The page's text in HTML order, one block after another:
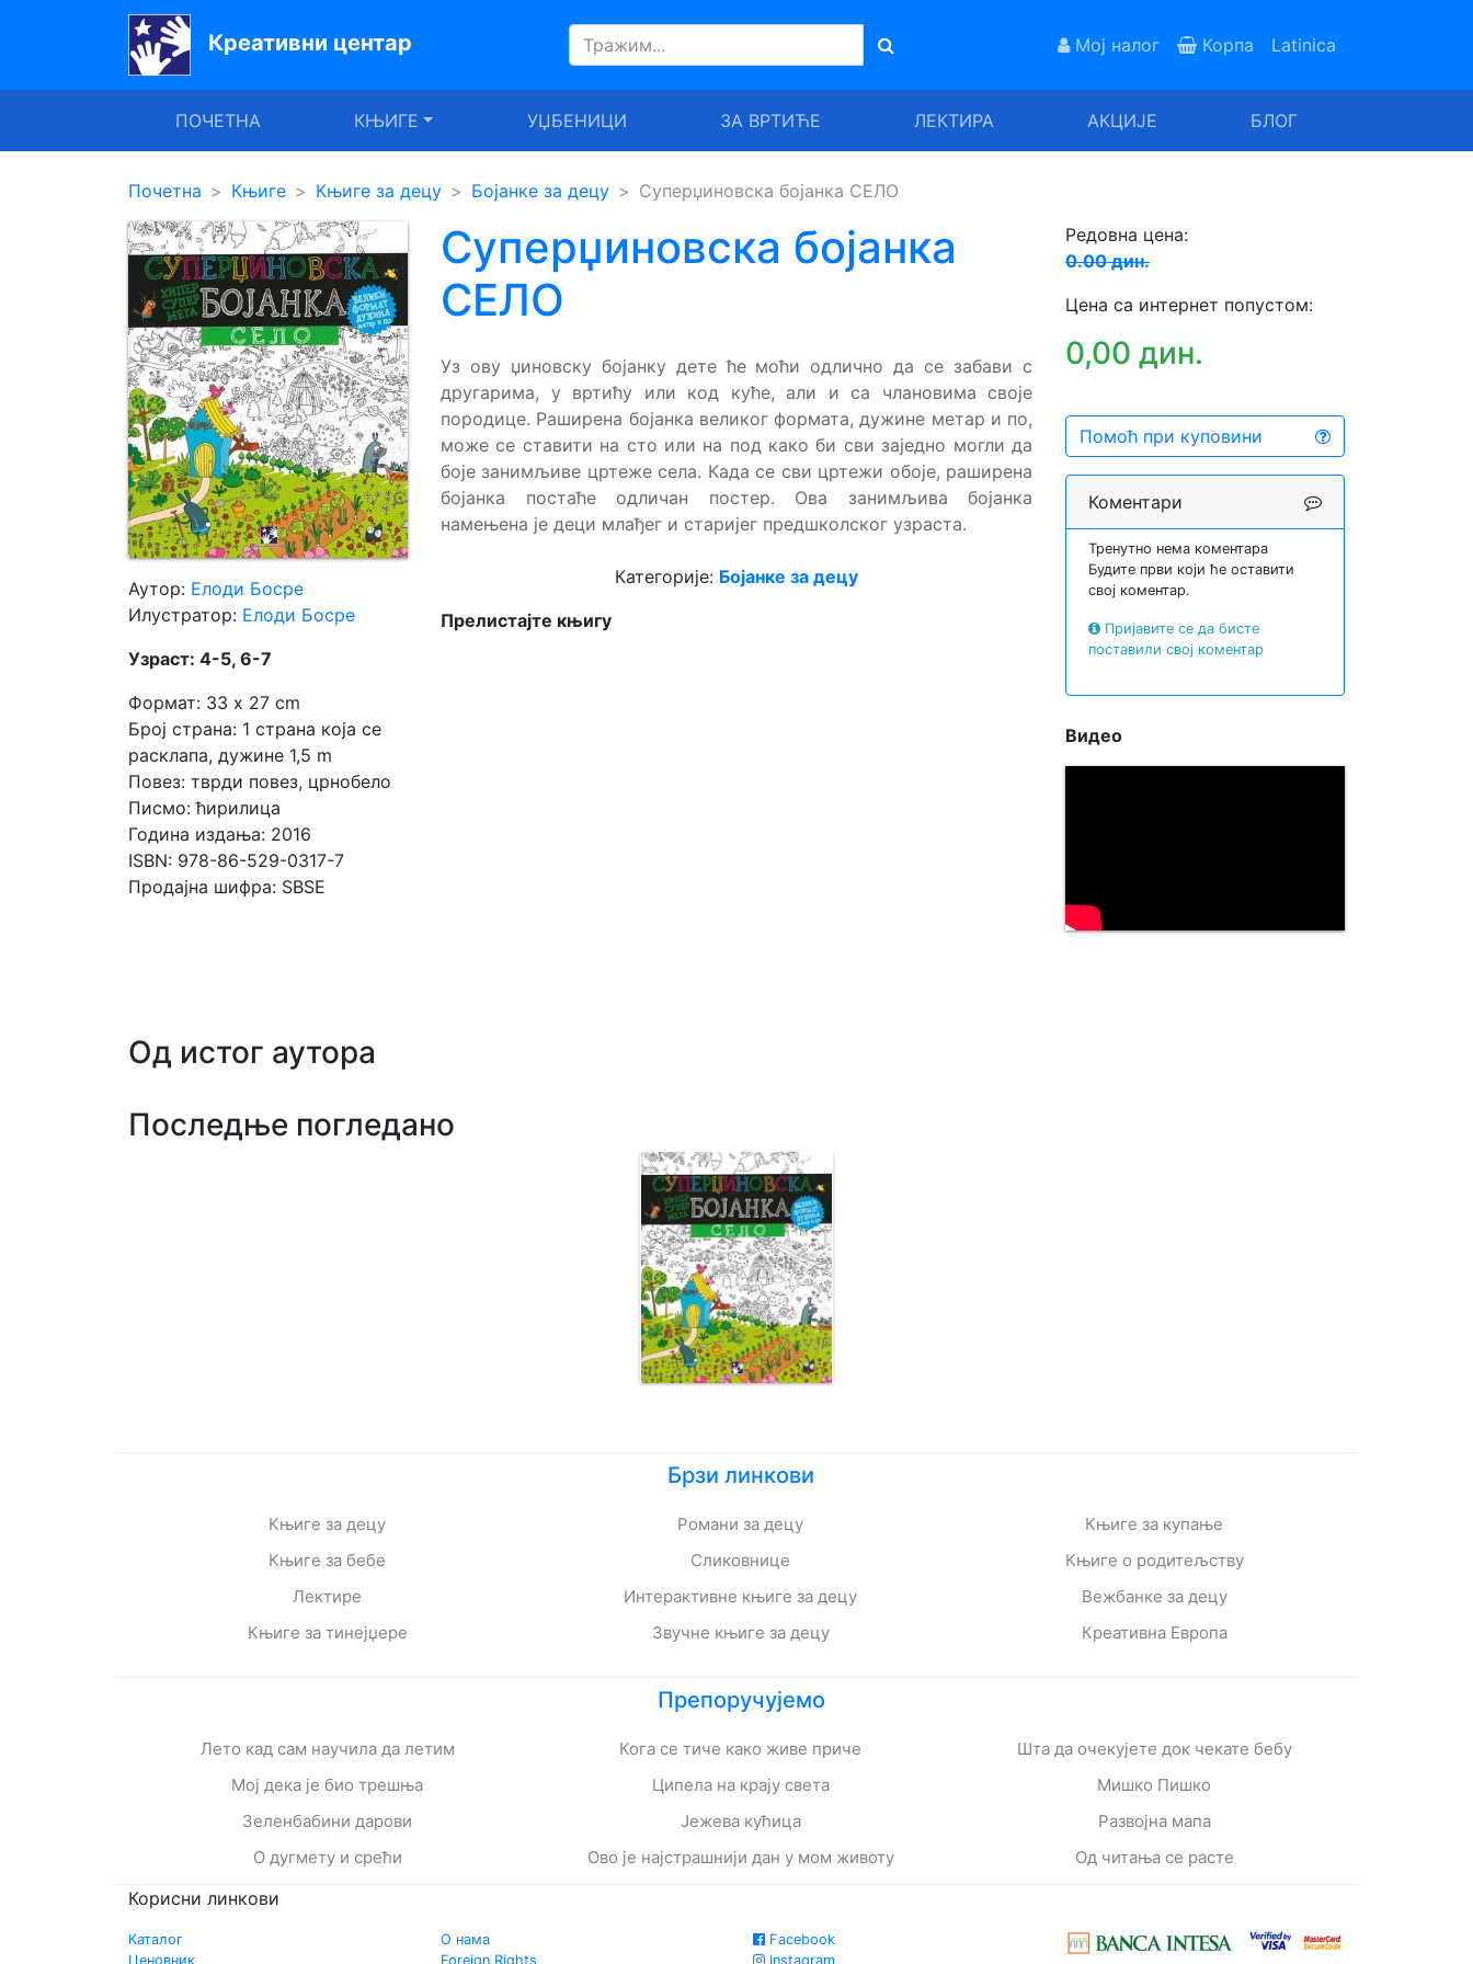
Креативни центар Мој налог Корпа Latinica
ПОЧЕТНА КЊИГЕ УЏБЕНИЦИ ЗА ВРТИЋЕ ЛЕКТИРА АКЦИЈЕ БЛОГ
Почетна
УџбенициПочетна Књиге Књиге за децу Бојанке за децу Суперџиновска бојанка СЕЛО
Аутор: Елоди Босре
Илустратор: Елоди Босре
Узраст: 4-5, 6-7
Формат: 33 x 27 cm
Број страна: 1 страна која се
расклапа, дужине 1,5 m
Повез: тврди повез, црнобело
Писмо: ћирилица
Година издања: 2016
ISBN: 978-86-529-0317-7
Продајна шифра: SBSE
Суперџиновска бојанка
СЕЛО
Уз ову џиновску бојанку дете ће моћи одлично да се забави с
другарима, у вртићу или код куће, али и са члановима своје
породице. Раширена бојанка великог формата, дужине метар и по,
може се ставити на сто или на под како би сви заједно могли да
боје занимљиве цртеже села. Када се сви цртежи обоје, раширена
бојанка постаће одличан постер. Ова занимљива бојанка
намењена је деци млађег и старијег предшколског узраста.
Категорије: Бојанке за децу
Прелистајте књигу
Редовна цена:
0.00 дин.
Цена са интернет попустом:
0,00 дин.
Помоћ при куповини
Коментари
Тренутно нема коментара
Будите први који ће оставити
свој коментар.
Пријавите се да бисте
поставили свој коментар
Видео
Од истог аутора
Последње погледано
Брзи линкови
Књиге за децу
Књиге за бебе
Лектире
Књиге за тинејџере
Романи за децу
Сликовнице
Интерактивне књиге за децу
Звучне књиге за децу
Књиге за купање
Књиге о родитељству
Вежбанке за децу
Креативна Европа
Препоручујемо
Лето кад сам научила да летим
Мој дека је био трешња
Зеленбабини дарови
О дугмету и срећи
Кога се тиче како живе приче
Ципела на крају света
Јежева кућица
Ово је најстрашнији дан у мом животу
Шта да очекујете док чекате бебу
Мишко Пишко
Развојна мапа
Од читања се расте
Корисни линкови
Каталог
Ценовник
О нама
Foreign Rights
Facebook
Instagram